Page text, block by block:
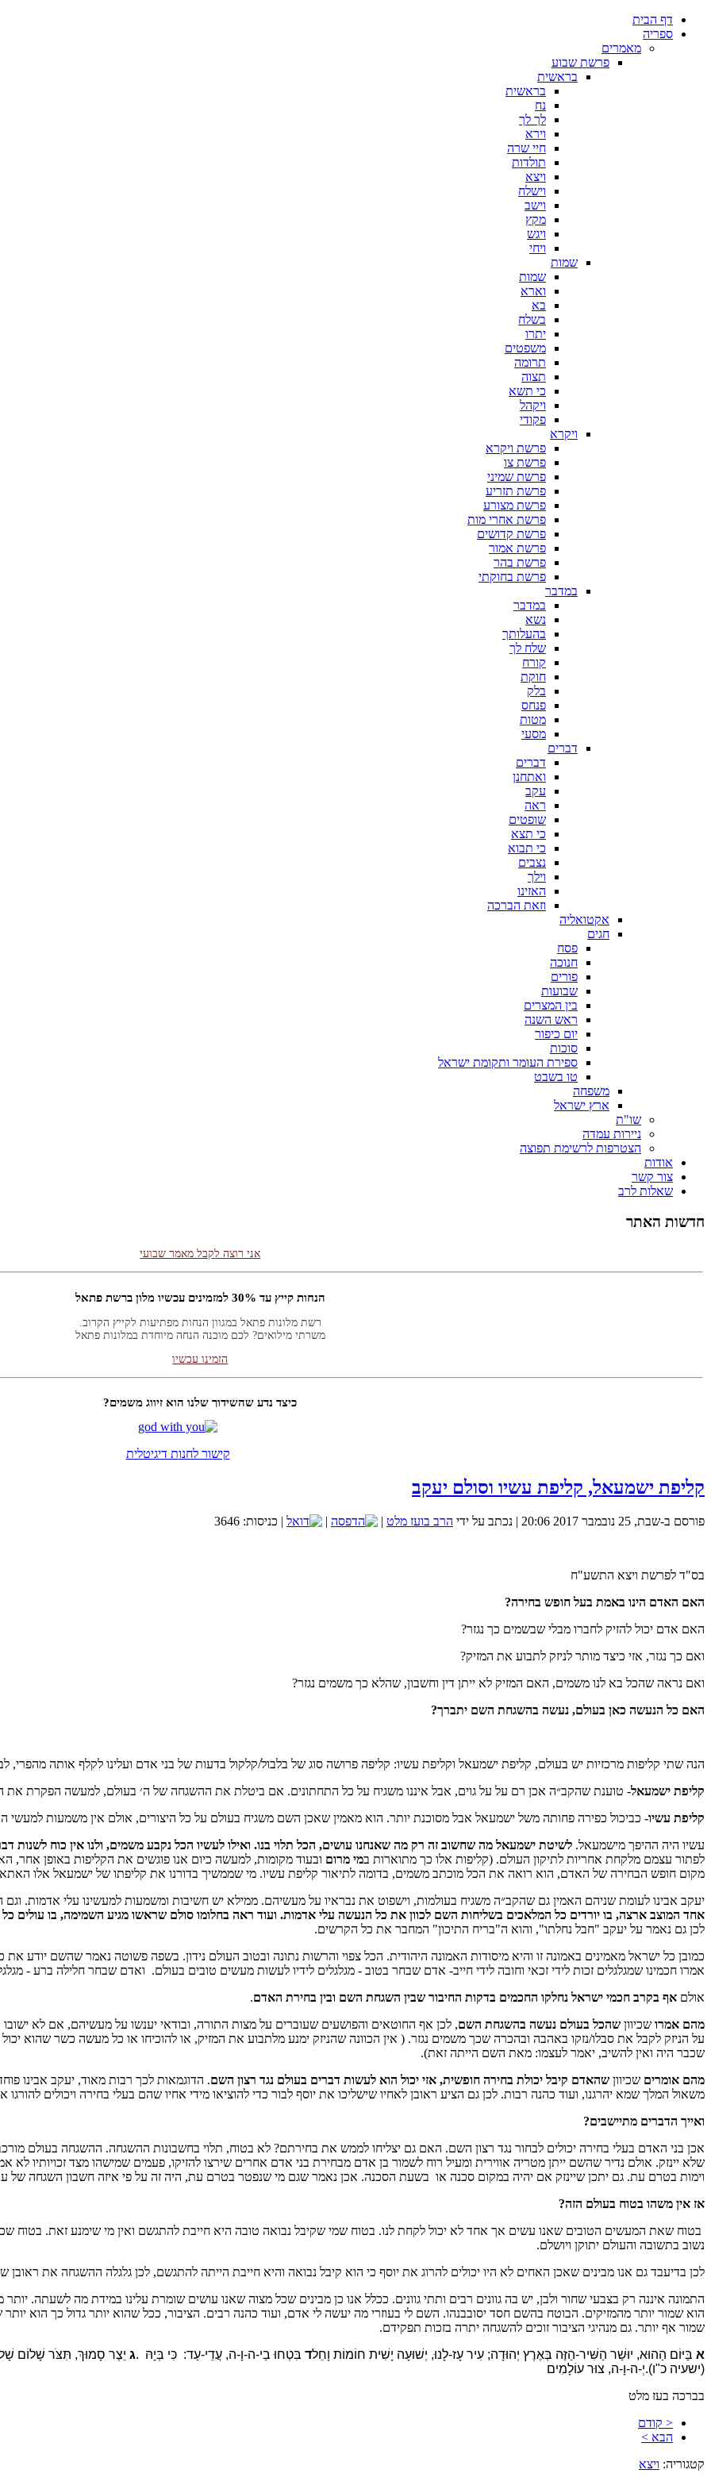
דף הבית
ספריה
מאמרים
פרשת שבוע
בראשית
בראשית
נח
לך לך
וירא
חיי שרה
תולדות
ויצא
וישלח
וישב
מקץ
ויגש
ויחי
שמות
שמות
וארא
בא
בשלח
יתרו
משפטים
תרומה
תצוה
כי תשא
ויקהל
פקודי
ויקרא
פרשת ויקרא
פרשת צו
פרשת שמיני
פרשת תזריע
פרשת מצורע
פרשת אחרי מות
פרשת קדושים
פרשת אמור
פרשת בהר
פרשת בחוקתי
במדבר
במדבר
נשא
בהעלותך
שלח לך
קורח
חוקת
בלק
פנחס
מטות
מסעי
דברים
דברים
ואתחנן
עקב
ראה
שופטים
כי תצא
כי תבוא
נצבים
וילך
האזינו
וזאת הברכה
אקטואליה
חגים
פסח
חנוכה
פורים
שבועות
בין המצרים
ראש השנה
יום כיפור
סוכות
ספירת העומר ותקומת ישראל
טו בשבט
משפחה
ארץ ישראל
שו"ת
ניירות עמדה
הצטרפות לרשימת תפוצה
אודות
צור קשר
שאלות לרב
חדשות האתר
רשת מלונות פתאל במגוון הנחות מפתיעות לקייץ הקרוב.
משרתי מילואים? לכם מוכנה הנחה מיוחדת במלונות פתאל
הזמינו עכשיו
תשובה: אם ה' היה רוצה שנדע בודאות הוא היה שולח לנו מסרון משמים.
כיצד נוכל להגדיל את הסיכוים שנמצא את הזיווג שלנו? תשובה: כמו בכל דבר: תפילה והשתדלות. ואסור לנו להיות בררניים מידי כי אז ה'
אתר הכרויות לציבור הדתי-שניים שהם אחד
קישור לחנות הספרים
אנו משתדלים כל שבוע לשלוח מאמר שבועי סביב פרשת השבוע ואקטואליה במבט תורני. לקבלת עדכונים ומאמרים מידי שבוע אנא השאירו
כיצד נדע שהשידוך שלנו הוא זיווג משמים?
תשובה: אם ה' היה רוצה שנדע בודאות הוא היה שולח לנו מסרון משמים.
כיצד נוכל להגדיל את הסיכוים שנמצא את הזיווג שלנו? תשובה: כמו בכל דבר: תפילה והשתדלות. ואסור לנו להיות בררניים מידי כי אז ה'
אתר הכרויות לציבור הדתי-שניים שהם אחד
בחסדי השם יתברך אני שמח לבשר
קישור לחנות הספרים
מכללת SV-COLLEGE מזמינה אותך להרשם למגוון הקורסים שמלמדת. קורס QA.קורס אוטומציה.בנית אתרים.ניהול רשתות ואבטחת מידע. נצרך ידע בסיסי באנגלית. זאת ההזדמנות שלך להכנס למקצועות המחר.
לאתר מכללת SV-COLLEGE
אנו משתדלים כל שבוע לשלוח מאמר שבועי סביב פרשת השבוע ואקטואליה במבט תורני. לקבלת עדכונים ומאמרים מידי שבוע אנא השאירו
הנחות קייץ עד 30% למזמינים עכשיו מלון ברשת פתאל
רשת מלונות פתאל במגוון הנחות מפתיעות לקייץ הקרוב.
כיצד נוכל להגדיל את הסיכוים שנמצא את הזיווג שלנו? תשובה: כמו בכל דבר: תפילה והשתדלות. ואסור לנו להיות בררניים מידי כי אז ה'
אתר הכרויות לציבור הדתי-שניים שהם אחד
בחסדי השם יתברך אני שמח לבשר
מכללת SV-COLLEGE מזמינה אותך להרשם למגוון הקורסים שמלמדת. קורס QA.קורס אוטומציה.בנית אתרים.ניהול רשתות ואבטחת מידע. נצרך ידע בסיסי באנגלית. זאת ההזדמנות שלך להכנס למקצועות המחר.
קישור לחנות דיגיטלית
קליפת ישמעאל, קליפת עשיו וסולם יעקב
פורסם ב-שבת, 25 נובמבר 2017 20:06 | נכתב על ידי הרב בועז מלט |
| | כניסות: 3646
בס"ד לפרשת ויצא התשע"ח
האם האדם הינו באמת בעל חופש בחירה?
האם אדם יכול להזיק לחברו מבלי שבשמים כך נגזר?
ואם כך נגזר, אזי כיצד מותר לניזק לתבוע את המזיק?
ואם נראה שהכל בא לנו משמים, האם המזיק לא ייתן דין וחשבון, שהלא כך משמים נגזר?
האם כל הנעשה כאן בעולם, נעשה בהשגחת השם יתברך?
הנה שתי קליפות מרכזיות יש בעולם, קליפת ישמעאל וקליפת עשיו: קליפה פרושה סוג של בלבול/קלקול בדעות של בני אדם ועלינו לקלף אותה מהפרי,
קליפת ישמעאל- טוענת שהקב״ה אכן רם על על גוים, אבל איננו משגיח על כל התחתונים. אם ביטלת את ההשגחה של ה׳ בעולם, למעשה הפקרת את
קליפת עשיו- כביכול כפירה פחותה משל ישמעאל אבל מסוכנת יותר. הוא מאמין שאכן השם משגיח בעולם על כל היצורים, אולם אין משמעות למעשי
עשיו היה ההיפך מישמעאל. לשיטת ישמעאל מה שחשוב זה רק מה שאנחנו עושים, הכל תלוי בנו. ואילו לעשיו הכל נקבע משמים, ולנו אין כוח לשנות
לפתור עצמם מלקחת אחריות לתיקון העולם. (קליפות אלו כך מתוארות במי מרום ובעוד מקומות, למעשה כיום אנו פוגשים את הקליפות באופן
מקום חופש הבחירה של האדם, הוא רואה את הכל מוכתב משמים, בדומה לתיאור קליפת עשיו. מי שממשיך בדורנו את קליפתו של ישמעאל אלו
יעקב אבינו לעומת שניהם האמין גם שהקב״ה משגיח בעולמות, וישפוט את נבראיו על מעשיהם. ממילא יש חשיבות ומשמעות למעשינו עלי אדמות. וגם
אחד המוצב ארצה, בו יורדים כל המלאכים בשליחות השם לכוון את כל הנעשה עלי אדמות. ועוד ראה בחלומו סולם שראשו מגיע השמימה, בו עולים
לכן גם נאמר על יעקב "חבל נחלתו", והוא ה"בריח התיכון" המחבר את כל הקרשים.
כמובן כל ישראל מאמינים באמונה זו והיא מיסודות האמונה היהודית. הכל צפוי והרשות נתונה ובטוב העולם נידון. בשפה פשוטה נאמר שהשם יודע
אמרו חכמינו שמגלגלים זכות לידי זכאי וחובה לידי חייב- אדם שבחר בטוב - מגלגלים לידיו לעשות מעשים טובים בעולם. ואדם שבחר חלילה ברע -
אולם אף בקרב חכמי ישראל נחלקו החכמים בדקות החיבור שבין השגחת השם ובין בחירת האדם.
מהם אמרו שכיוון שהכל בעולם נעשה בהשגחת השם, לכן אף החוטאים והפושעים שעוברים על מצות התורה, ובודאי יענשו על מעשיהם, אם לא
על הניזק לקבל את סבלו/נזקו באהבה ובהכרה שכך משמים נגזר. ( אין הכוונה שהניזק ימנע מלתבוע את המזיק, או להוכיחו או כל מעשה כשר שהוא
שכבר היה ואין להשיב, יאמר לעצמו: מאת השם הייתה זאת).
מהם אומרים שכיוון שהאדם קיבל יכולת בחירה חופשית, אזי יכול הוא לעשות דברים בעולם נגד רצון השם. הדוגמאות לכך רבות מאוד, יעקב אבינו
משאול המלך שמא יהרגנו, ועוד כהנה רבות. לכן גם הציע ראובן לאחיו שישליכו את יוסף לבור כדי להוציאו מידי אחיו שהם בעלי בחירה ויכולים
ואייך הדברים מתיישבים?
אכן בני האדם בעלי בחירה יכולים לבחור נגד רצון השם. האם גם יצליחו לממש את בחירתם? לא בטוח, תלוי בחשבונות ההשגחה. ההשגחה בעולם
שלא יינזק. אולם נדיר שהשם ייתן מטריה אווירית ומעיל רוח לשמור בן אדם מבחירת בני אדם אחרים שירצו להזיקו, פעמים שמישהו מצד זכויותיו לא
וימות בטרם עת. גם יתכן שיינזק אם יהיה במקום סכנה או בשעת הסכנה. אכן נאמר שגם מי שנפטר בטרם עת, היה זה על פי איזה חשבון השגחה של
אז אין משהו בטוח בעולם הזה?
בטוח שאת המעשים הטובים שאנו עשים אך אחד לא יכול לקחת לנו. בטוח שמי שקיבל נבואה טובה היא חייבת להתגשם ואין מי שימנע זאת. בטוח
נשוב בתשובה והעולם יתוקן ויושלם.
לכן בדיעבד גם אנו מבינים שאכן האחים לא היו יכולים להרוג את יוסף כי הוא קיבל נבואה והיא חייבת הייתה להתגשם, לכן גלגלה ההשגחה את ראובן
התמונה איננה רק בצבעי שחור ולבן, יש בה גוונים רבים ותתי גוונים. ככלל אנו כן מבינים שכל מצוה שאנו עושים שומרת עלינו במידת מה לשעתה.
הוא שמור יותר מהמזיקים. הבוטח בהשם חסד יסובבנהו. השם לי בעוזרי מה יעשה לי אדם, ועוד כהנה רבים. הציבור, ככל שהוא יותר גדול כך הוא
שמור אף יותר. גם מנהיגי הציבור זוכים להשגחה יתרה בזכות תפקידם.
א בַּיּוֹם הַהוּא, יוּשַׁר הַשִּׁיר-הַזֶּה בְּאֶרֶץ יְהוּדָה; עִיר עָז-לָנוּ, יְשׁוּעָה יָשִׁית חוֹמוֹת וָחֵל ג יֵצֶר סָמוּךְ, תִּצֹּר שָׁלוֹם . ד בִּטְחוּ בַי-ה-וָ-ה, עֲדֵי-עַד: כִּי בְּיָהּ
יְ-ה-וָ-ה, צוּר עוֹלָמִים
.(ישעיה כ"ו)
בברכה בעז מלט
< קודם
הבא >
קטגוריה: ויצא